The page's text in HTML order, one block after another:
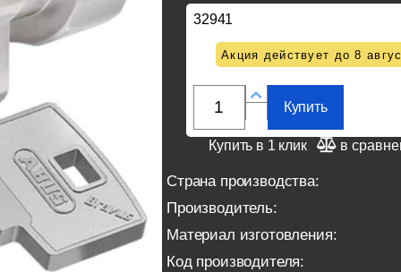
32941
Акция действует до 8
Купить
Купить в 1 клик в
Страна производства:
Производитель:
Материал изготовления:
Код производителя: